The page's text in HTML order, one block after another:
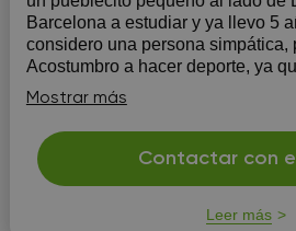
Barcelona a estudiar y ya llevo 5
considero una persona simpática,
Acostumbro a hacer deporte, ya
útil para desconectar. Ah, y
de futbol. H...
Mostrar más
Contactar con
Leer más